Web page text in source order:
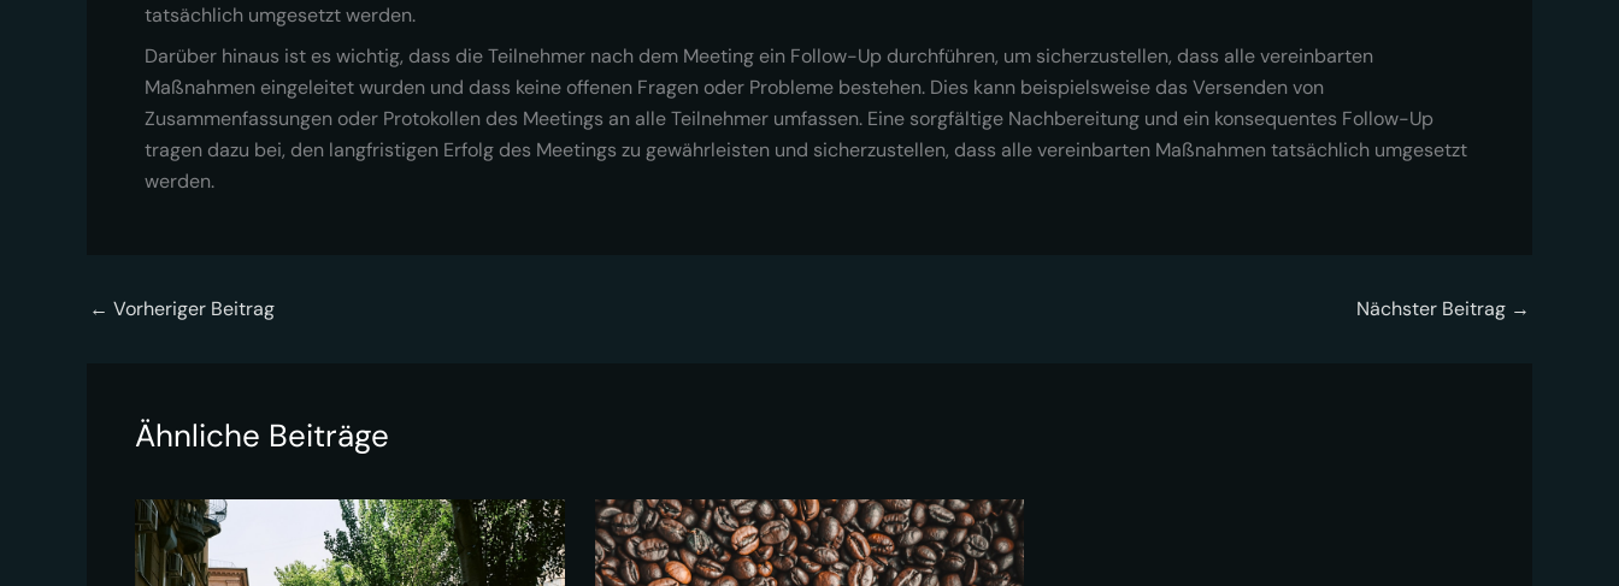
tatsächlich umgesetzt werden.
Darüber hinaus ist es wichtig, dass die Teilnehmer nach dem Meeting ein Follow-Up durchführen, um sicherzustellen, dass alle vereinbarten
Maßnahmen eingeleitet wurden und dass keine offenen Fragen oder Probleme bestehen. Dies kann beispielsweise das Versenden von
Zusammenfassungen oder Protokollen des Meetings an alle Teilnehmer umfassen. Eine sorgfältige Nachbereitung und ein konsequentes Follow-Up
tragen dazu bei, den langfristigen Erfolg des Meetings zu gewährleisten und sicherzustellen, dass alle vereinbarten Maßnahmen tatsächlich umgesetzt
werden.
← Vorheriger Beitrag Nächster Beitrag →
Ähnliche Beiträge